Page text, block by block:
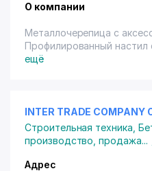
О компании
Металлочерепица с
Профилированный настил
Стеновые и потолочные
Водоэмульсионные
двери, витражи из
профилей. Изделия из
ещё
INTER TRADE COMPANY
Строительная техника
производство, продажа...
Адрес